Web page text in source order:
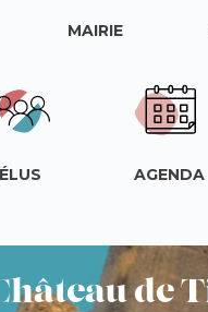
MAIRIE
ÉLUS AGENDA
de